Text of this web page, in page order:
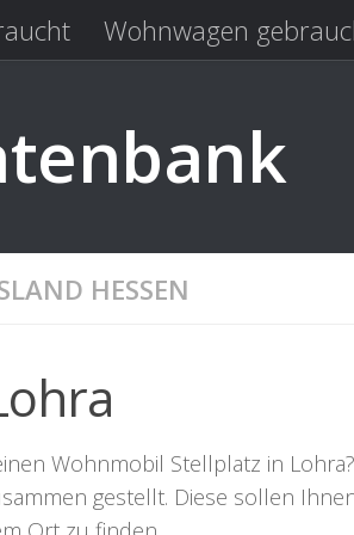
Wohnwagen
HESSEN
Wohnmobil Stellplatz in
gestellt. Diese sollen